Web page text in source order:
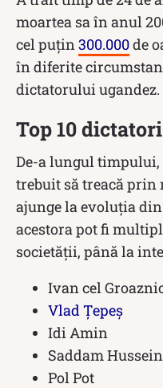
moartea sa în anul
cel puțin 300.000de
în diferite
dictatorului ugandez.
Top 10
De-a lungul
trebuit să treacă prin
ajunge la evoluția
acestora pot fi
societății, până la
Ivan cel
Vlad Țepeș
Idi Amin
Saddam Hussein
Pol Pot